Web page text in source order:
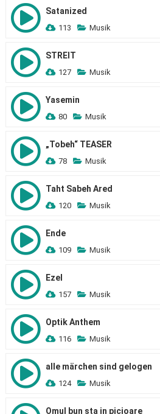
Satanized
113 Musik
STREIT
127 Musik
Yasemin
80 Musik
„Tobeh“ TEASER
78 Musik
Taht Sabeh Ared
120 Musik
Ende
109 Musik
Ezel
157 Musik
Optik Anthem
116 Musik
alle märchen sind gelogen
124 Musik
Omul bun sta in picioare